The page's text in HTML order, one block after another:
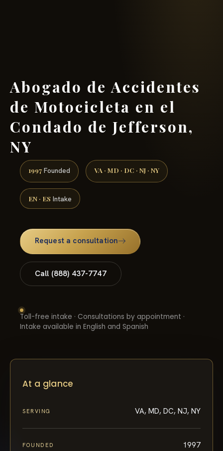
Abogado de Accidentes
de Motocicleta en el
Condado de Jefferson,
NY
1997 Founded VA · MD · DC · NJ · NY
EN · ES Intake
Request a consultation
Call (888) 437-7747
Toll-free intake · Consultations by appointment ·
Intake available in English and Spanish
At a glance
SERVING VA, MD, DC, NJ, NY
FOUNDED 1997